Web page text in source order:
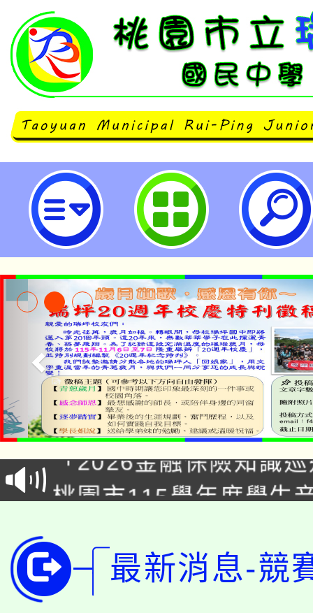
主旨：轉知「2026年桃園市桃藝
計畫1份，詳如說明，請查照。-桃
中學
公告本校115學年度第
代理(課)教師甄選結果(
「2026金融保險知識
車」活動
桃園市115學年度學生
代理(課)教師甄選結果(
公告本校115學年度第
代理(課)教師甄選結果(
轉知中國文化大學推廣
最新消息-競